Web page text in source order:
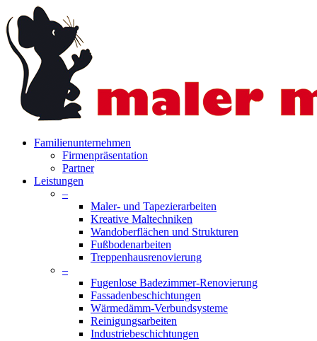
to
main
content
search
Menu
Familienunternehmen
Firmenpräsentation
Partner
Leistungen
–
Maler- und Tapezierarbeiten
Kreative Maltechniken
Wandoberflächen und Strukturen
Fußbodenarbeiten
Treppenhausrenovierung
–
Fugenlose Badezimmer-Renovierung
Fassadenbeschichtungen
Wärmedämm-Verbundsysteme
Reinigungsarbeiten
Industriebeschichtungen